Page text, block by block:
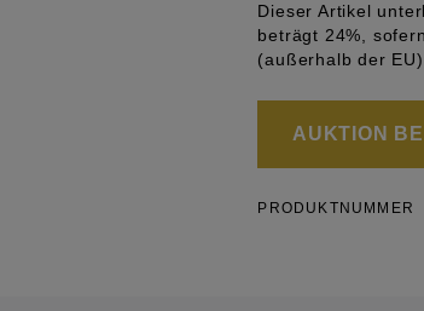
Dieser Artikel
beträgt 24%,
(außerhalb der
AUKTION
PRODUKTNUMMER